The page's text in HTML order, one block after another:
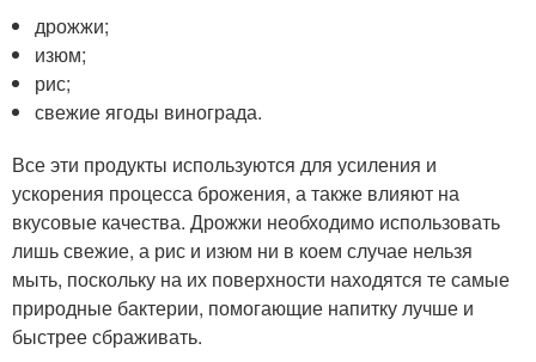
дрожжи;
изюм;
рис;
свежие ягоды винограда.
Все эти продукты используются для усиления и
ускорения процесса брожения, а также влияют на
вкусовые качества. Дрожжи необходимо использовать
лишь свежие, а рис и изюм ни в коем случае нельзя
мыть, поскольку на их поверхности находятся те самые
природные бактерии, помогающие напитку лучше и
быстрее сбраживать.